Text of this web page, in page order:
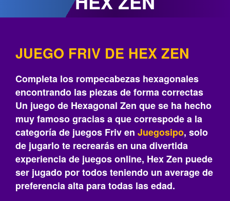
JUEGO FRIV DE HEX ZEN
Completa los rompecabezas hexagonales
encontrando las piezas de forma correctas
Un juego de Hexagonal Zen que se ha hecho
muy famoso gracias a que correspode a la
categoría de juegos Friv en Juegosipo, solo
de jugarlo te recrearás‎ en una divertida
experiencia de juegos online, Hex Zen puede
ser jugado por todos teniendo un average de
preferencia alta para todas las edad.